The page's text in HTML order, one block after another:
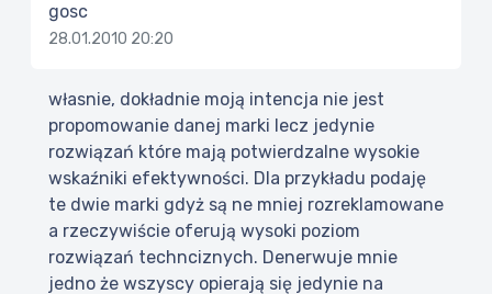
gosc
28.01.2010 20:20
własnie, dokładnie moją intencja nie jest
propomowanie danej marki lecz jedynie
rozwiązań które mają potwierdzalne wysokie
wskaźniki efektywności. Dla przykładu podaję
te dwie marki gdyż są ne mniej rozreklamowane
a rzeczywiście oferują wysoki poziom
rozwiązań technciznych. Denerwuje mnie
jedno że wszyscy opierają się jedynie na